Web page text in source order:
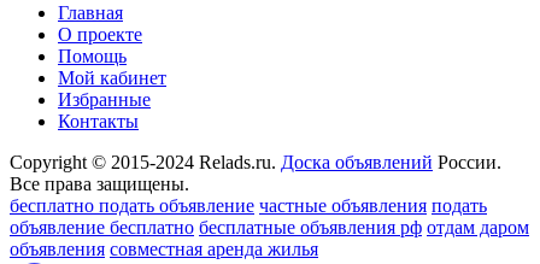
Главная
О проекте
Помощь
Мой кабинет
Избранные
Контакты
Copyright © 2015-2024 Relads.ru. Доска объявлений России.
Все права защищены.
бесплатно подать объявление частные объявления подать
объявление бесплатно бесплатные объявления рф отдам даром
объявления совместная аренда жилья